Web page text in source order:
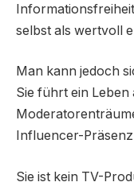
selbst als wertvoll
Man kann jedoch
Sie führt ein
Influencer-
Sie ist kein TV-